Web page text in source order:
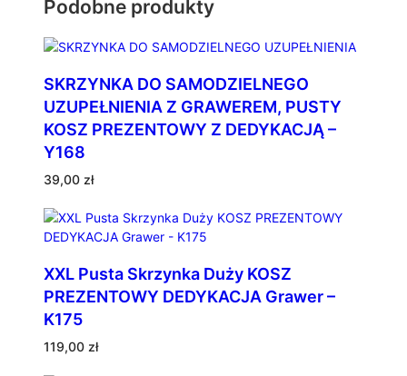
Podobne produkty
SKRZYNKA DO SAMODZIELNEGO
UZUPEŁNIENIA Z GRAWEREM, PUSTY
KOSZ PREZENTOWY Z DEDYKACJĄ –
Y168
39,00 zł
XXL Pusta Skrzynka Duży KOSZ
PREZENTOWY DEDYKACJA Grawer –
K175
119,00 zł